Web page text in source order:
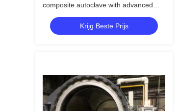
composite autoclave with advanced
control systems for UAV and aerospace
applications
Krijg Beste Prijs